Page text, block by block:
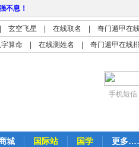
不息！
玄空飞星 在线取名 奇门遁甲在
算命 在线测姓名 奇门遁甲在线
手机短信
城 国际站 国学 更多